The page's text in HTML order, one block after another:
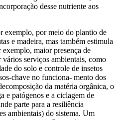
desse nutriente aos
exemplo, por meio do plantio de
e madeira, mas também estimula
maior presença de
vários serviços ambientais, como
do solo e controle de insetos
chave no funciona- mento dos
da matéria orgânica, o
e patógenos e a ciclagem de
parte para a resiliência
ambientais) do sistema. Um